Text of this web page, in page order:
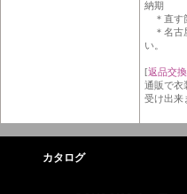
納期 2
＊直す
＊名古
い。
[返品交
通販で衣
受け出来
カタログ